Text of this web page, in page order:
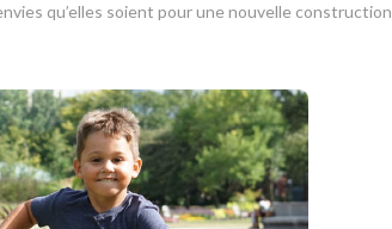
qu’elles soient pour une nouvelle construction